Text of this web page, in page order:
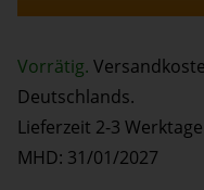
Vorrätig.
Deutschlands.
Lieferzeit 2-3 Werktage
MHD: 31/01/2027